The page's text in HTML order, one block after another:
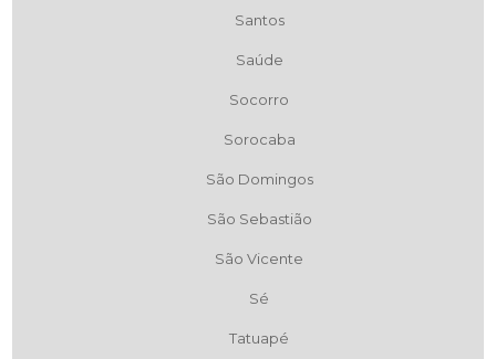
Santos
Saúde
Socorro
Sorocaba
São Domingos
São Sebastião
São Vicente
Sé
Tatuapé